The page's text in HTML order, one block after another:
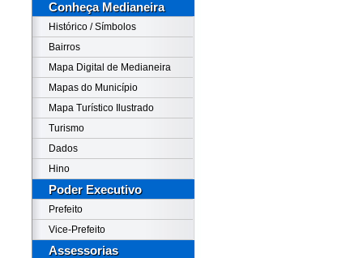
Conheça Medianeira
Histórico / Símbolos
Bairros
Mapa Digital de Medianeira
Mapas do Município
Mapa Turístico Ilustrado
Turismo
Dados
Hino
Poder Executivo
Prefeito
Vice-Prefeito
Assessorias